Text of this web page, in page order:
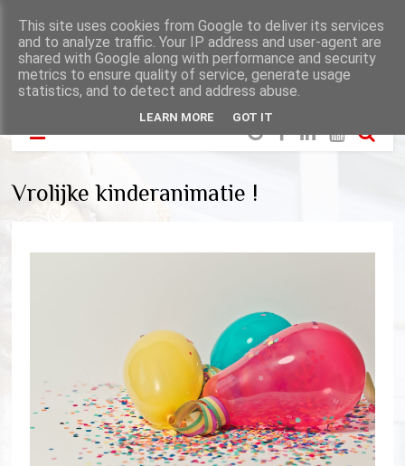
Vrolijke kinderanimatie !
This site uses cookies from Google to deliver its services
and to analyze traffic. Your IP address and user-agent are
shared with Google along with performance and security
metrics to ensure quality of service, generate usage
statistics, and to detect and address abuse.
LEARN MORE GOT IT